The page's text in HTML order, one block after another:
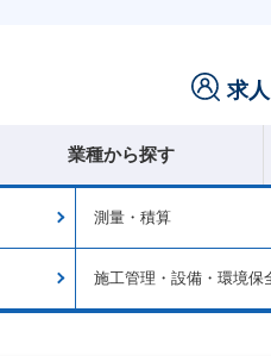
求
業種から探す
測量・積算
施工管理・設備・環境保